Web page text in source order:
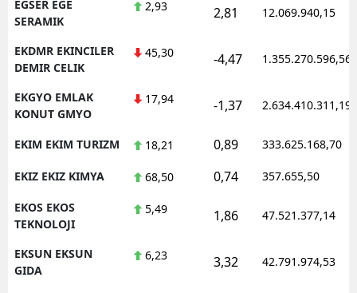
EGSER EGE
SERAMIK
2,93 2,81 12.069.940,15
EKDMR EKINCILER
DEMIR CELIK
45,30 -4,47 1.355.270.596,56
EKGYO EMLAK
KONUT GMYO
17,94 -1,37 2.634.410.311,19
EKIM EKIM TURIZM 18,21 0,89 333.625.168,70
EKIZ EKIZ KIMYA 68,50 0,74 357.655,50
EKOS EKOS
TEKNOLOJI
5,49 1,86 47.521.377,14
EKSUN EKSUN
GIDA
6,23 3,32 42.791.974,53